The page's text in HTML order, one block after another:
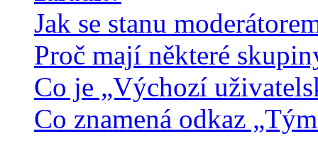
Jak se stanu
Proč mají některé
Co je „Výchozí
Co znamená odkaz